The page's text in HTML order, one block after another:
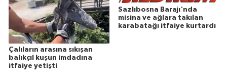
Çalıların arasına sıkışan
balıkçıl kuşun imdadına
itfaiye yetişti
Sazlıbosna Barajı'nda
misina ve ağlara takılan
karabatağı itfaiye kurtardı